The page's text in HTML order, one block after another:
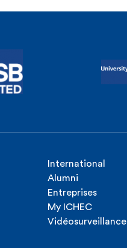
International
Alumni
Entreprises
My ICHEC
Vidéosurveillance